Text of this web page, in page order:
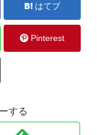
はてブ
Pinterest
する